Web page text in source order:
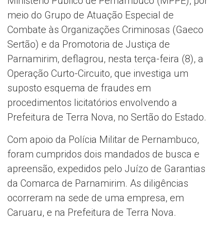
meio do Grupo de Atuação Especial de
Combate às Organizações Criminosas (Gaeco
Sertão) e da Promotoria de Justiça de
Parnamirim, deflagrou, nesta terça-feira (8), a
Operação Curto-Circuito, que investiga um
suposto esquema de fraudes em
procedimentos licitatórios envolvendo a
Prefeitura de Terra Nova, no Sertão do Estado.
Com apoio da Polícia Militar de Pernambuco,
foram cumpridos dois mandados de busca e
apreensão, expedidos pelo Juízo de Garantias
da Comarca de Parnamirim. As diligências
ocorreram na sede de uma empresa, em
Caruaru, e na Prefeitura de Terra Nova.